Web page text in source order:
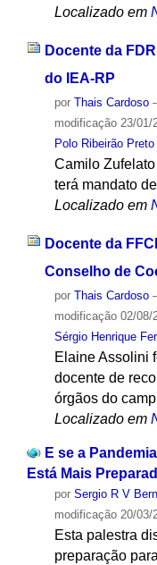
Localizado em
Docente da
do IEA-RP
por Thais Cardoso
modificação23/01/
Polo Ribeirão Preto
Camilo
terá mandato
Localizado em
Docente da
Conselho de
por Thais Cardoso
modificação02/08/
Sérgio Henrique
Elaine Assolini
docente de
órgãos do
Localizado em
E se a
Está Mais
por Sergio R V
modificação20/03/
Esta palestra
preparação